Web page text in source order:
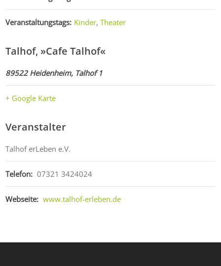
Veranstaltungstags: Kinder,Theater
Talhof, »Cafe Talhof«
89522 Heidenheim, Talhof 1
+ Google Karte
Veranstalter
Talhof erLeben e.V.
Telefon: 07321 3424024
Webseite: www.talhof-erleben.de